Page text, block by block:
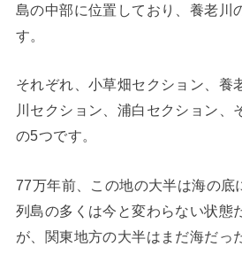
島の中部に位置しており、養老川
す。
それぞれ、小草畑セクション、養
川セクション、浦白セクション、
の5つです。
77万年前、この地の大半は海の底
列島の多くは今と変わらない状態
が、関東地方の大半はまだ海だっ